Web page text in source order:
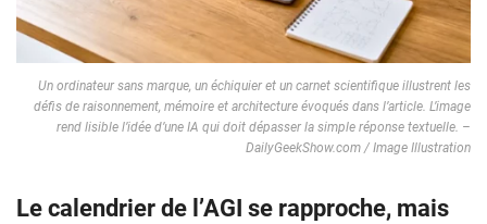
Un ordinateur sans marque, un échiquier et un carnet scientifique illustrent les
défis de raisonnement, mémoire et architecture évoqués dans l’article. L’image
rend lisible l’idée d’une IA qui doit dépasser la simple réponse textuelle. –
DailyGeekShow.com / Image Illustration
Le calendrier de l’AGI se rapproche, mais